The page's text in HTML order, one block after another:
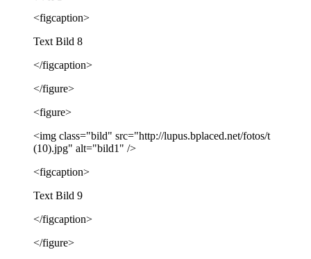
<figcaption>
Text Bild 8
</figcaption>
</figure>
<figure>
<img class="bild" src="http://lupus.bplaced.net/fotos/t
(10).jpg" alt="bild1" />
<figcaption>
Text Bild 9
</figcaption>
</figure>